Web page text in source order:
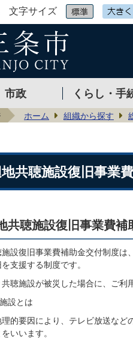
文字サイズ
市政 くらし・手
ホーム 組織から探す
共聴施設復旧事業
共聴施設復旧事業費
設復旧事業費補助金交付制度
支援する制度です。
聴施設が被災した場合に、ご利
設とは
的要因により、テレビ放送な
いいます。